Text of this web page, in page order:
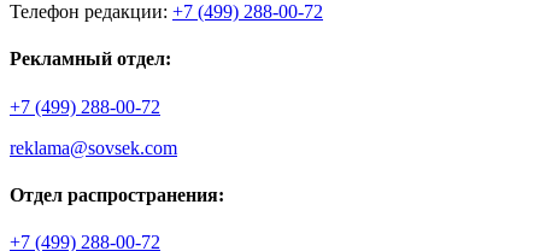
Телефон редакции: +7 (499) 288-00-72
Рекламный отдел:
+7 (499) 288-00-72
reklama@sovsek.com
Отдел распространения:
+7 (499) 288-00-72